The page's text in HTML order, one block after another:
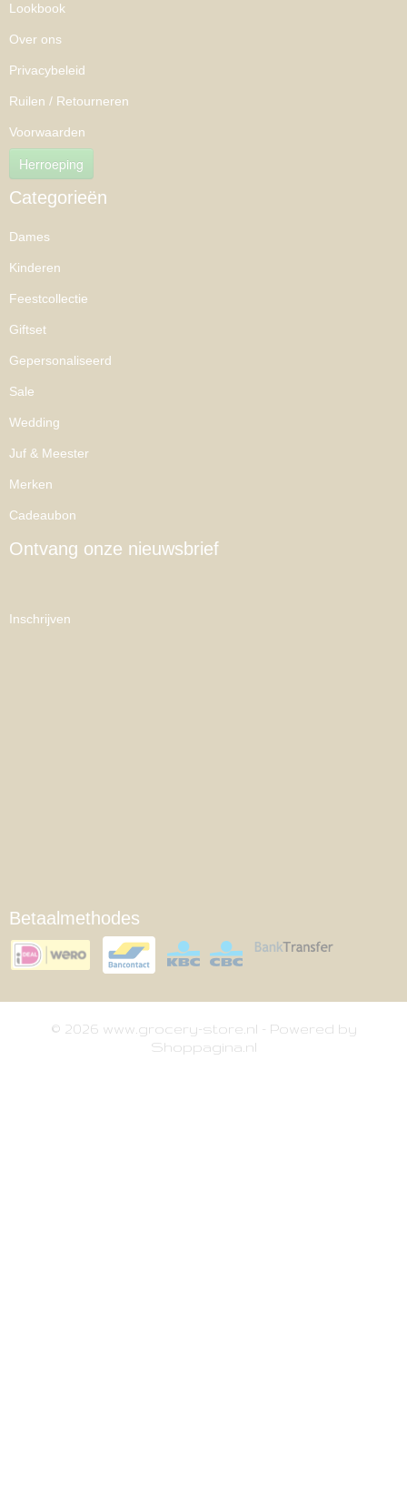
Lookbook
Over ons
Privacybeleid
Ruilen / Retourneren
Voorwaarden
Herroeping
Categorieën
Dames
Kinderen
Feestcollectie
Giftset
Gepersonaliseerd
Sale
Wedding
Juf & Meester
Merken
Cadeaubon
Ontvang onze nieuwsbrief
Inschrijven
Betaalmethodes
© 2026 www.grocery-store.nl - Powered by
Shoppagina.nl